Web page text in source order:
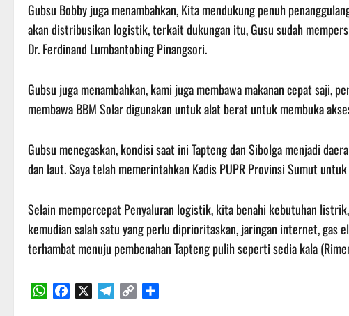
Gubsu Bobby juga menambahkan, Kita mendukung penuh
akan distribusikan logistik, terkait dukungan itu, Gusu sudah
Dr. Ferdinand Lumbantobing Pinangsori.
Gubsu juga menambahkan, kami juga membawa makanan cepat saji,
membawa BBM Solar digunakan untuk alat berat untuk membuka
Gubsu menegaskan, kondisi saat ini Tapteng dan Sibolga menjadi
dan laut. Saya telah memerintahkan Kadis PUPR Provinsi Sumut
Selain mempercepat Penyaluran logistik, kita benahi kebutuhan
kemudian salah satu yang perlu diprioritaskan, jaringan internet, gas
terhambat menuju pembenahan Tapteng pulih seperti sedia kala